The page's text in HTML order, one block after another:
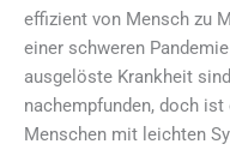
effizient von Mensch zu
einer schweren
ausgelöste Krankheit
nachempfunden, doch
Menschen mit leichten